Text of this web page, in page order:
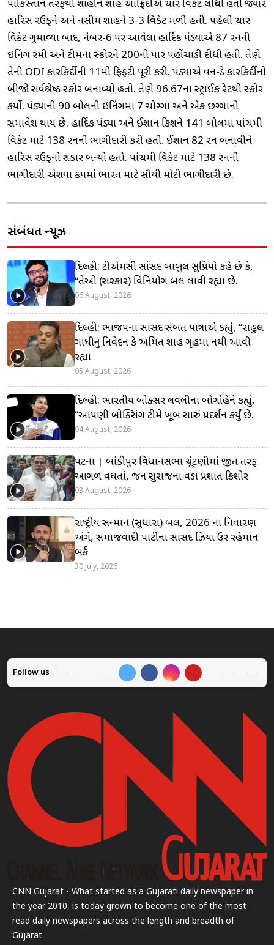
પાકિસ્તાન તરફથી શાહીન શાહ આફ્રિદીએ ચાર વિકેટ લીધી હતી જ્યારે
હારિસ રઉફને અને નસીમ શાહને 3-3 વિકેટ મળી હતી. પહેલી ચાર
વિકેટ ગુમાવ્યા બાદ, નંબર-6 પર આવેલા હાર્દિક પંડ્યાએ 87 રનની
ઇનિંગ રમી અને ટીમના સ્કોરને 200ની પાર પહોંચાડી દીધી હતી. તેણે
તેની ODI કારકિર્દીની 11મી ફિફ્ટી પૂરી કરી. પંડ્યાએ વન-ડે કારકિર્દીનો
બીજો સર્વશ્રેષ્ઠ સ્કોર બનાવ્યો હતો. તેણે 96.67ના સ્ટ્રાઈક રેટથી સ્કોર
કર્યો. પંડ્યાની 90 બોલની ઇનિંગમાં 7 ચોગ્ગા અને એક છગ્ગાનો
સમાવેશ થાય છે. હાર્દિક પંડ્યા અને ઈશાન કિશને 141 બોલમાં પાંચમી
વિકેટ માટે 138 રનની ભાગીદારી કરી હતી. ઈશાન 82 રન બનાવીને
હારિસ રઉફનો શિકાર બન્યો હતો. પાંચમી વિકેટ માટે 138 રનની
ભાગીદારી એશિયા કપમાં ભારત માટે સૌથી મોટી ભાગીદારી છે.
સંબંધિત ન્યૂઝ
દિલ્હી: ટીએમસી સાંસદ બાબુલ સુપ્રિયો કહે છે કે,
“તેઓ (સરકાર) વિનિયોગ બિલ લાવી રહ્યા છે.
06 August, 2026
દિલ્હી: ભાજપના સાંસદ સંબિત પાત્રાએ કહ્યું, “રાહુલ
ગાંધીનું નિવેદન કે અમિત શાહ ગૃહમાં નથી આવી
રહ્યા
05 August, 2026
દિલ્હી: ભારતીય બોક્સર લવલીના બોર્ગોહેને કહ્યું,
“આપણી બોક્સિંગ ટીમે ખૂબ સારું પ્રદર્શન કર્યું છે.
04 August, 2026
પટના | બાંકીપુર વિધાનસભા ચૂંટણીમાં જીત તરફ
આગળ વધતાં, જન સુરાજના વડા પ્રશાંત કિશોર
03 August, 2026
રાષ્ટ્રીય સન્માન (સુધારા) બિલ, 2026 ના નિવારણ
અંગે, સમાજવાદી પાર્ટીના સાંસદ ઝિયા ઉર રહેમાન
બર્ક
30 July, 2026
Follow us
CNN Gujarat - What started as a Gujarati daily newspaper in
the year 2010, is today grown to become one of the most
read daily newspapers across the length and breadth of
Gujarat.